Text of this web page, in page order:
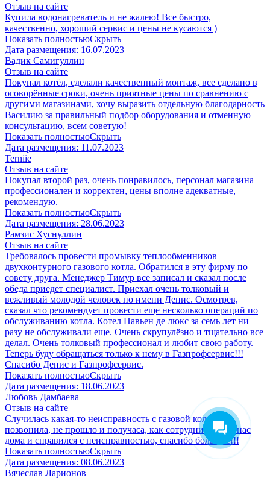
Отзыв на сайте
Купила водонагреватель и не жалею! Все быстро,
качественно, хороший сервис и цены не кусаются )
Показать полностьюСкрыть
Дата размещения: 16.07.2023
Вадик Самигуллин
Отзыв на сайте
Покупал котёл, сделали качественный монтаж, все сделано в
оговорённые сроки, очень приятные цены по сравнению с
другими магазинами, хочу выразить отдельную благодарность
Василию за правильный подбор оборудования и отменную
консультацию, всем советую!
Показать полностьюСкрыть
Дата размещения: 11.07.2023
​Terniie​
Отзыв на сайте
Покупал второй раз, очень понравилось, персонал магазина
профессионален и корректен, цены вполне адекватные,
рекомендую.
Показать полностьюСкрыть
Дата размещения: 28.06.2023
Рамзис Хуснуллин
Отзыв на сайте
Требовалось провести промывку теплообменников
двухконтурного газового котла. Обратился в эту фирму по
совету друга. Менеджер Тимур все записал и сказал после
обеда приедет специалист. Приехал очень толковый и
вежливый молодой человек по имени Денис. Осмотрев,
сказал что рекомендует провести еще несколько операций по
обслуживанию котла. Котел Навьен де люкс за семь лет ни
разу не обслуживали еще. Очень скрупулёзно и тщательно все
делал. Очень толковый профессионал и любит свою работу.
Теперь буду обращаться только к нему в Газпрофсервис!!!
Спасибо Денис и Газпрофсервис.
Показать полностьюСкрыть
Дата размещения: 18.06.2023
Любовь Дамбаева
Отзыв на сайте
Случилась какая-то неисправность с газовой колонкой,
позвонила, не прошло и получаса, как сотрудник был у нас
дома и справился с неисправностью, спасибо большое!!!
Показать полностьюСкрыть
Дата размещения: 08.06.2023
Вячеслав Ларионов